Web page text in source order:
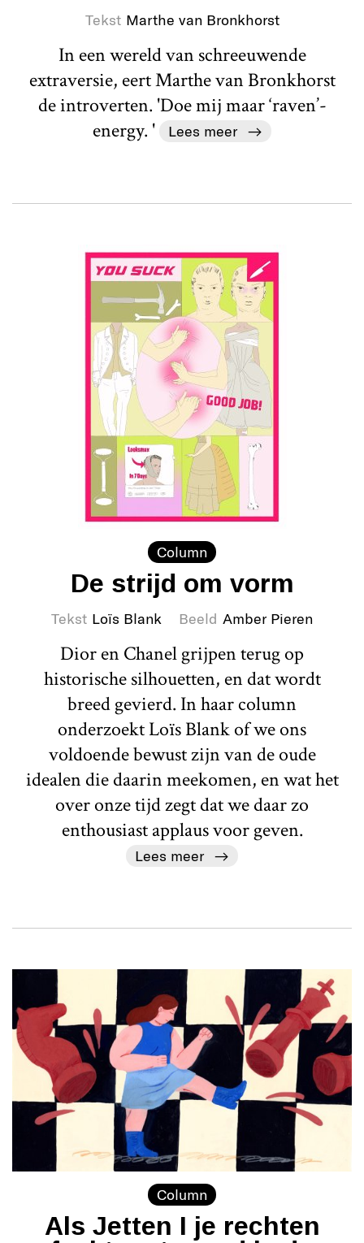
Tekst Marthe van Bronkhorst
In een wereld van schreeuwende
extraversie, eert Marthe van Bronkhorst
de introverten. 'Doe mij maar ‘raven’-
energy. '
Lees meer
Column
De strijd om vorm
Tekst Loïs Blank Beeld Amber Pieren
Dior en Chanel grijpen terug op
historische silhouetten, en dat wordt
breed gevierd. In haar column
onderzoekt Loïs Blank of we ons
voldoende bewust zijn van de oude
idealen die daarin meekomen, en wat het
over onze tijd zegt dat we daar zo
enthousiast applaus voor geven.
Lees meer
Column
Als Jetten I je rechten